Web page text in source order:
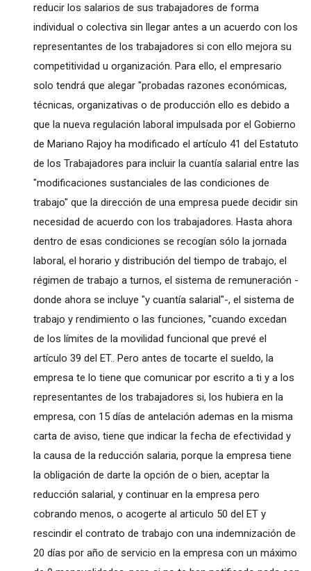
reducir los salarios de sus trabajadores de forma
individual o colectiva sin llegar antes a un acuerdo con los
representantes de los trabajadores si con ello mejora su
competitividad u organización. Para ello, el empresario
solo tendrá que alegar "probadas razones económicas,
técnicas, organizativas o de producción ello es debido a
que la nueva regulación laboral impulsada por el Gobierno
de Mariano Rajoy ha modificado el artículo 41 del Estatuto
de los Trabajadores para incluir la cuantía salarial entre las
"modificaciones sustanciales de las condiciones de
trabajo" que la dirección de una empresa puede decidir sin
necesidad de acuerdo con los trabajadores. Hasta ahora
dentro de esas condiciones se recogían sólo la jornada
laboral, el horario y distribución del tiempo de trabajo, el
régimen de trabajo a turnos, el sistema de remuneración -
donde ahora se incluye "y cuantía salarial"-, el sistema de
trabajo y rendimiento o las funciones, "cuando excedan
de los límites de la movilidad funcional que prevé el
artículo 39 del ET.. Pero antes de tocarte el sueldo, la
empresa te lo tiene que comunicar por escrito a ti y a los
representantes de los trabajadores si, los hubiera en la
empresa, con 15 días de antelación ademas en la misma
carta de aviso, tiene que indicar la fecha de efectividad y
la causa de la reducción salaria, porque la empresa tiene
la obligación de darte la opción de o bien, aceptar la
reducción salarial, y continuar en la empresa pero
cobrando menos, o acogerte al articulo 50 del ET y
rescindir el contrato de trabajo con una indemnización de
20 días por año de servicio en la empresa con un máximo